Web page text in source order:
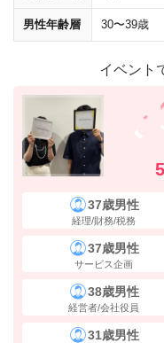
男性年齢層 30〜39歳
イベント
37歳男性
経理/財務/税務
37歳男性
サービス企画
38歳男性
経営者/会社役員
31歳男性